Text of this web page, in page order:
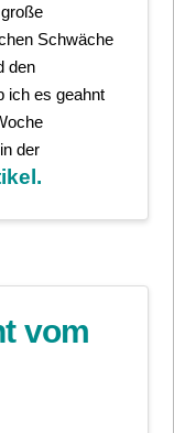
Schwäche
den
ich es geahnt
der
vom